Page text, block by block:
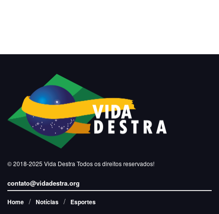
© 2018-2025 Vida Destra Todos os direitos reservados!
contato@vidadestra.org
Home Notícias Esportes